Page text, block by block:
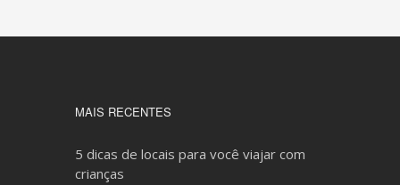
MAIS RECENTES
5 dicas de locais para você viajar com
crianças